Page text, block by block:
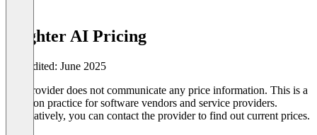
brighter AI Pricing
Last edited: June 2025
The provider does not communicate any price information. This is a
common practice for software vendors and service providers.
Alternatively, you can contact the provider to find out current prices.